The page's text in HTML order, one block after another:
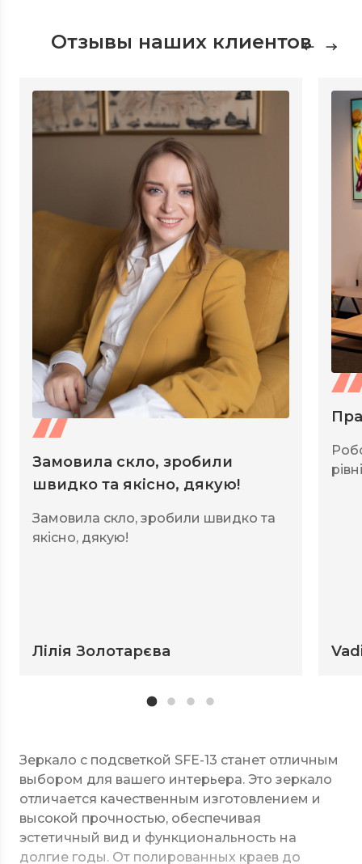
Отзывы наших клиентов
Замовила скло, зробили
швидко та якісно, дякую!
Замовила скло, зробили швидко та
якісно, дякую!
Лілія Золотарєва
Зеркало с подсветкой SFE-13 станет отличным
выбором для вашего интерьера. Это зеркало
отличается качественным изготовлением и
высокой прочностью, обеспечивая
эстетичный вид и функциональность на
долгие годы. От полированных краев до